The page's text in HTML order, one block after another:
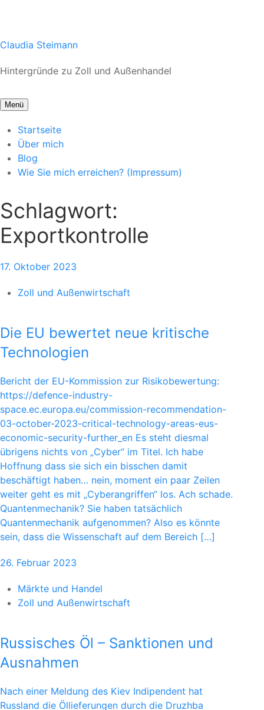
Zum
springen
Claudia Steimann
Hintergründe zu Zoll und Außenhandel
Menü
Startseite
Über mich
Blog
Wie Sie mich erreichen? (Impressum)
Schlagwort:
Exportkontrolle
17. Oktober 2023
Zoll und Außenwirtschaft
Die EU bewertet neue kritische
Technologien
Bericht der EU-Kommission zur Risikobewertung:
https://defence-industry-
space.ec.europa.eu/commission-recommendation-
03-october-2023-critical-technology-areas-eus-
economic-security-further_en Es steht diesmal
übrigens nichts von „Cyber“ im Titel. Ich habe
Hoffnung dass sie sich ein bisschen damit
beschäftigt haben… nein, moment ein paar Zeilen
weiter geht es mit „Cyberangriffen“ los. Ach schade.
Quantenmechanik? Sie haben tatsächlich
Quantenmechanik aufgenommen? Also es könnte
sein, dass die Wissenschaft auf dem Bereich […]
26. Februar 2023
Märkte und Handel
Zoll und Außenwirtschaft
Russisches Öl – Sanktionen und
Ausnahmen
Nach einer Meldung des Kiev Indipendent hat
Russland die Öllieferungen durch die Druzhba